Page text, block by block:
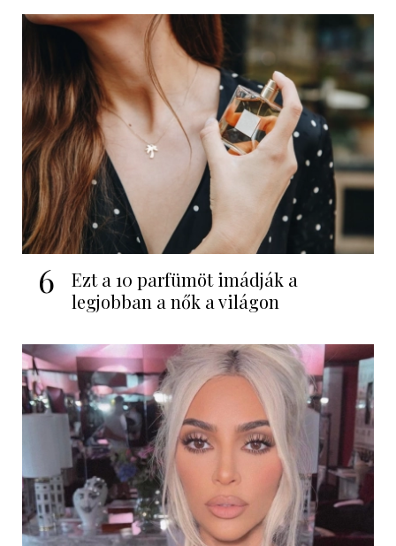
6
Ezt a 10 parfümöt imádják a
legjobban a nők a világon